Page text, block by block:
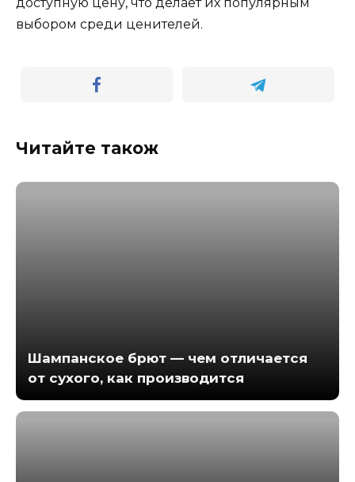
выбором среди ценителей.
Читайте також
Шампанское брют — чем отличается
от сухого, как производится